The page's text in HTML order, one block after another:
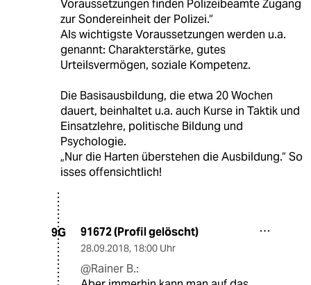
Voraussetzungen finden Polizeibeamte Zugang
zur Sondereinheit der Polizei.“
Als wichtigste Voraussetzungen werden u.a.
genannt: Charakterstärke, gutes
Urteilsvermögen, soziale Kompetenz.
Die Basisausbildung, die etwa 20 Wochen
dauert, beinhaltet u.a. auch Kurse in Taktik und
Einsatzlehre, politische Bildung und
Psychologie.
„Nur die Harten überstehen die Ausbildung.“ So
isses offensichtlich!
9G 91672 (Profil gelöscht)
28.09.2018, 18:00 Uhr
@Rainer B.: